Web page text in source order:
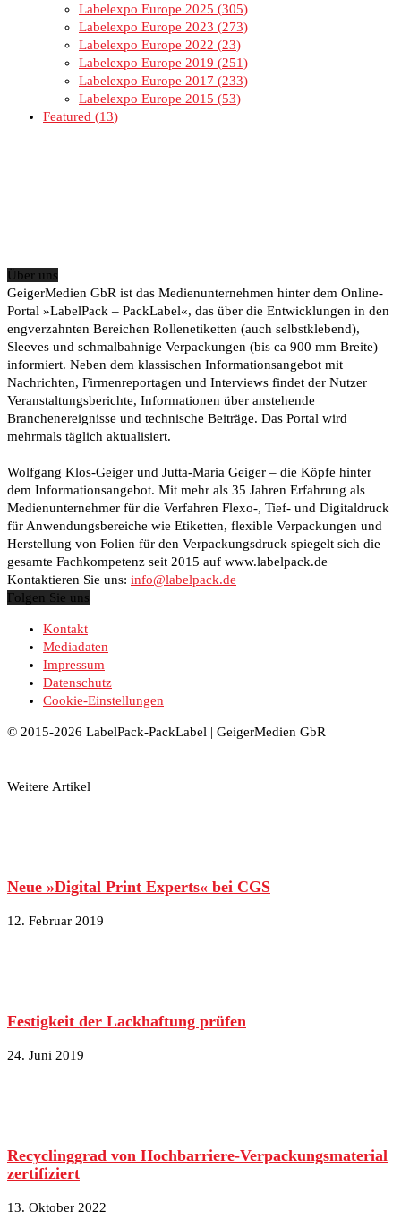
Labelexpo Europe 2025
305
Labelexpo Europe 2023
273
Labelexpo Europe 2022
23
Labelexpo Europe 2019
251
Labelexpo Europe 2017
233
Labelexpo Europe 2015
53
Featured
13
Über uns
GeigerMedien GbR ist das Medienunternehmen hinter dem Online-
Portal »LabelPack – PackLabel«, das über die Entwicklungen in den
engverzahnten Bereichen Rollenetiketten (auch selbstklebend),
Sleeves und schmalbahnige Verpackungen (bis ca 900 mm Breite)
informiert. Neben dem klassischen Informationsangebot mit
Nachrichten, Firmenreportagen und Interviews findet der Nutzer
Veranstaltungsberichte, Informationen über anstehende
Branchenereignisse und technische Beiträge. Das Portal wird
mehrmals täglich aktualisiert.
Wolfgang Klos-Geiger und Jutta-Maria Geiger – die Köpfe hinter
dem Informationsangebot. Mit mehr als 35 Jahren Erfahrung als
Medienunternehmer für die Verfahren Flexo-, Tief- und Digitaldruck
für Anwendungsbereiche wie Etiketten, flexible Verpackungen und
Herstellung von Folien für den Verpackungsdruck spiegelt sich die
gesamte Fachkompetenz seit 2015 auf www.labelpack.de
Kontaktieren Sie uns: info@labelpack.de
Folgen Sie uns
Kontakt
Mediadaten
Impressum
Datenschutz
Cookie-Einstellungen
© 2015-2026 LabelPack-PackLabel | GeigerMedien GbR
Weitere Artikel
Neue »Digital Print Experts« bei CGS
12. Februar 2019
Festigkeit der Lackhaftung prüfen
24. Juni 2019
Recyclinggrad von Hochbarriere-Verpackungsmaterial
zertifiziert
13. Oktober 2022